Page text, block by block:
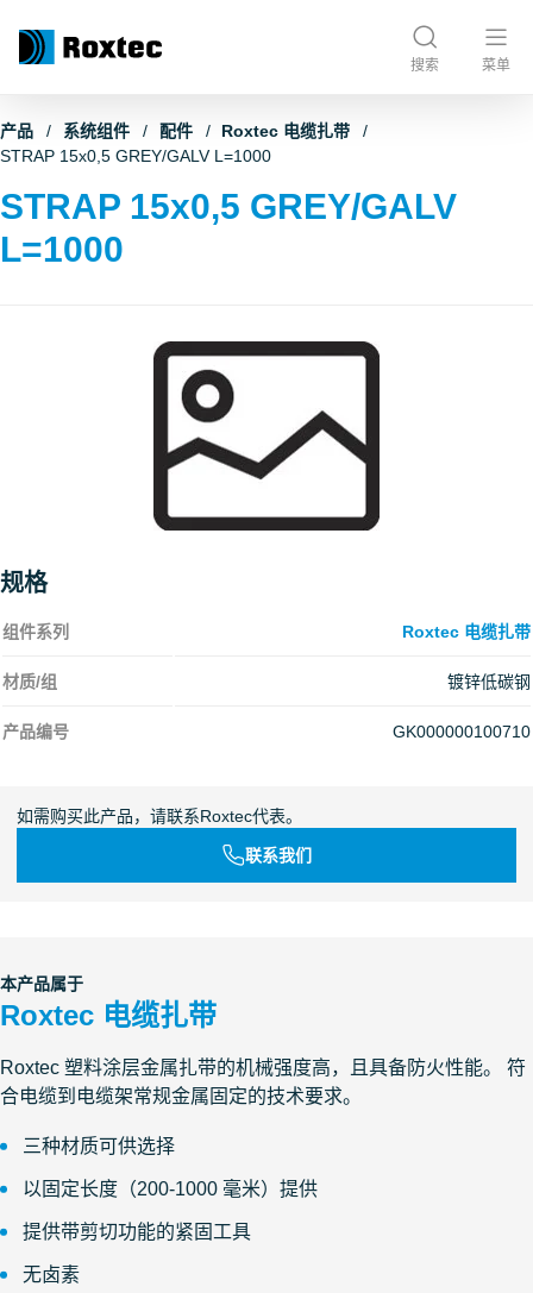
搜索 菜单
产品 系统组件 配件
Roxtec 电缆扎带
STRAP 15x0,5 GREY/GALV L=1000
STRAP 15x0,5 GREY/GALV
L=1000
规格
组件系列 Roxtec 电缆扎带
材质/组 镀锌低碳钢
产品编号 GK000000100710
如需购买此产品，请联系Roxtec代表。
联系我们
本产品属于
Roxtec 电缆扎带
Roxtec 塑料涂层金属扎带的机械强度高，且具备防火性能。 符
合电缆到电缆架常规金属固定的技术要求。
三种材质可供选择
以固定长度（200-1000 毫米）提供
提供带剪切功能的紧固工具
无卤素